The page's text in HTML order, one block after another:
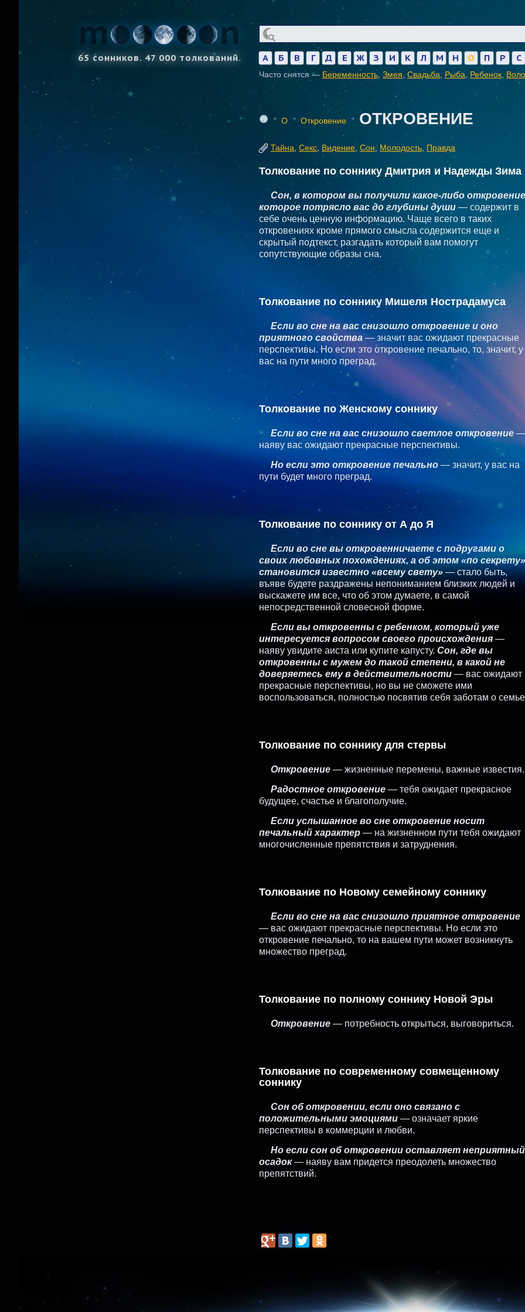
65 сонников. 47 000 толкований. А Б В Г Д Е Ж З И К Л М Н О П Р С
Часто снятся — Беременность Змея Свадьба Рыба Ребенок
О Откровение ОТКРОВЕНИЕ
Тайна Секс Видение Сон, Молодость Правда
Толкование по соннику Дмитрия и Надежды Зима
Сон, в котором вы получили какое-либо
которое потрясло вас до глубины души — содержит в
себе очень ценную информацию. Чаще всего в таких
откровениях кроме прямого смысла содержится еще и
скрытый подтекст, разгадать который вам помогут
сопутствующие образы сна.
Толкование по соннику Мишеля Нострадамуса
Если во сне на вас снизошло откровение и оно
приятного свойства— значит вас ожидают прекрасные
перспективы. Но если это откровение печально, то, значит, у
вас на пути много преград.
Толкование по Женскому соннику
Если во сне на вас снизошло светлое откровение —
наяву вас ожидают прекрасные перспективы.
Но если это откровение печально — значит, у вас на
пути будет много преград.
Толкование по соннику от А до Я
Если во сне вы откровенничаете с подругами о
своих любовных похождениях, а об этом «по секрету»
становится известно «всему свету»— стало быть,
въяве будете раздражены непониманием близких людей и
выскажете им все, что об этом думаете, в самой
непосредственной словесной форме.
Если вы откровенны с ребенком, который уже
интересуется вопросом своего происхождения —
наяву увидите аиста или купите капусту. Сон, где вы
откровенны с мужем до такой степени, в какой не
доверяетесь ему в действительности — вас ожидают
прекрасные перспективы, но вы не сможете ими
воспользоваться, полностью посвятив себя заботам о
Толкование по соннику для стервы
Откровение — жизненные перемены, важные известия.
Радостное откровение — тебя ожидает прекрасное
будущее, счастье и благополучие.
Если услышанное во сне откровение носит
печальный характер — на жизненном пути тебя ожидают
многочисленные препятствия и затруднения.
Толкование по Новому семейному соннику
Если во сне на вас снизошло приятное откровение
— вас ожидают прекрасные перспективы. Но если это
откровение печально, то на вашем пути может возникнуть
множество преград.
Толкование по полному соннику Новой Эры
Откровение — потребность открыться, выговориться.
Толкование по современному совмещенному
соннику
Сон об откровении, если оно связано с
положительными эмоциями — означает яркие
перспективы в коммерции и любви.
Но если сон об откровении оставляет неприятный
осадок— наяву вам придется преодолеть множество
препятствий.